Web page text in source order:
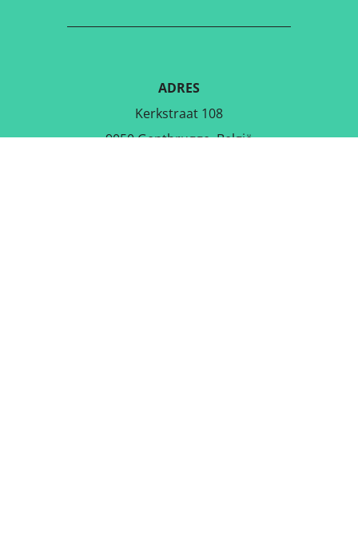
ADRES
Kerkstraat 108
9050 Gentbrugge, België